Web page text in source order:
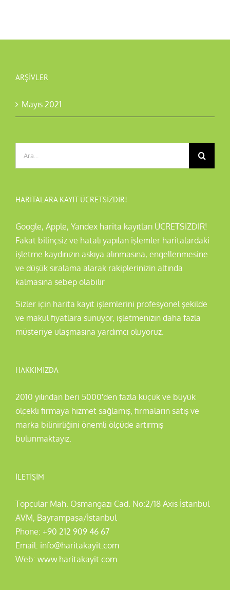
ARŞIVLER
Mayıs 2021
HARITALARA KAYIT ÜCRETSİZDİR!
Google, Apple, Yandex harita kayıtları ÜCRETSİZDİR!
Fakat bilinçsiz ve hatalı yapılan işlemler haritalardaki
işletme kaydınızın askıya alınmasına, engellenmesine
ve düşük sıralama alarak rakiplerinizin altında
kalmasına sebep olabilir
Sizler için harita kayıt işlemlerini profesyonel şekilde
ve makul fiyatlara sunuyor, işletmenizin daha fazla
müşteriye ulaşmasına yardımcı oluyoruz.
HAKKIMIZDA
2010 yılından beri 5000'den fazla küçük ve büyük
ölçekli firmaya hizmet sağlamış, firmaların satış ve
marka bilinirliğini önemli ölçüde artırmış
bulunmaktayız.
İLETIŞIM
Topçular Mah. Osmangazi Cad. No:2/18 Axis İstanbul
AVM, Bayrampaşa/İstanbul
Phone: +90 212 909 46 67
Email: info@haritakayit.com
Web: www.haritakayit.com